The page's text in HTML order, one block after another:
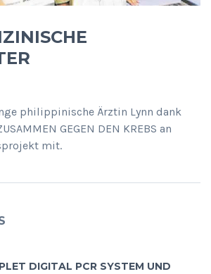
philippinische Ärztin Lynn dank
GEGEN DEN KREBS an
mit.
DIGITAL PCR SYSTEM UND